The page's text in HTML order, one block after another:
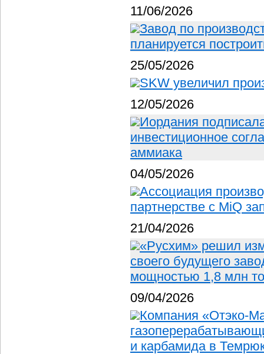
11/06/2026
Завод по
планируется
25/05/2026
SKW увеличил
12/05/2026
Иордания
инвестиционное
аммиака
04/05/2026
Ассоциация
партнерстве с MiQ
21/04/2026
«Русхим» решил
своего будущего
мощностью 1,8 млн
09/04/2026
Компания «Отэко-
и карбамида в